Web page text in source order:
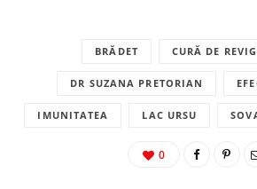
BRĂDET CURĂ DE
DR SUZANA PRETORIAN
IMUNITATEA LAC URSU
0